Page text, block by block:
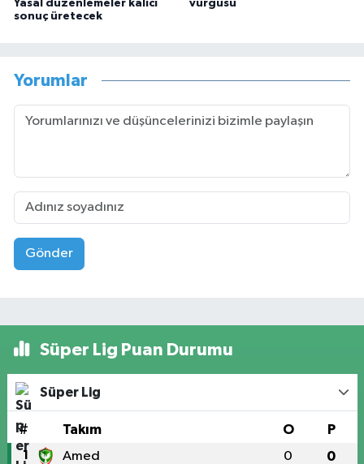
Yasal düzenlemeler kalıcı
sonuç üretecek
vurgusu
Yorumlar
Gönder
Süper Lig Puan Durumu
Süper Lig
# Takım O P
1 Amed 0 0